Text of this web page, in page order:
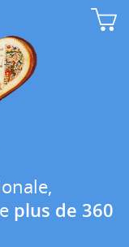
plus de 360